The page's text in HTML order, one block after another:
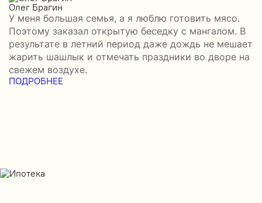
Олег Брагин
У меня большая семья, а я люблю готовить мясо.
Поэтому заказал открытую беседку с мангалом. В
результате в летний период даже дождь не мешает
жарить шашлык и отмечать праздники во дворе на
свежем воздухе.
ПОДРОБНЕЕ